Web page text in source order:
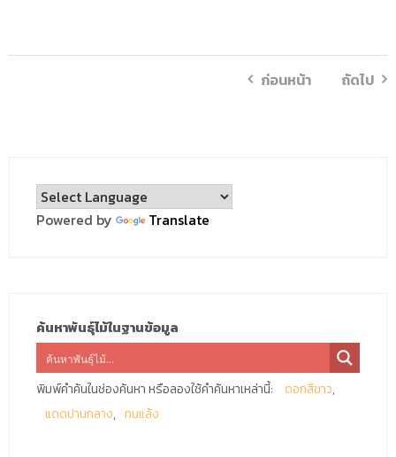
ก่อนหน้า ถัดไป
Powered by Translate
ค้นหาพันธุ์ไม้ในฐานข้อมูล
พิมพ์คำค้นในช่องค้นหา หรือลองใช้คำค้นหาเหล่านี้:
ดอกสีขาว
แดดปานกลาง
ทนแล้ง